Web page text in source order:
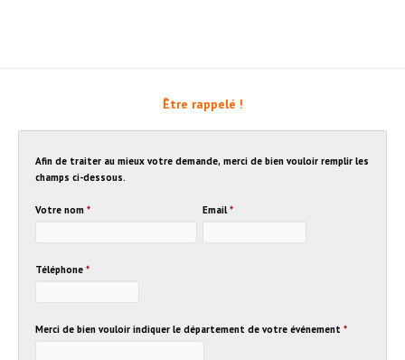
Être rappelé !
Afin de traiter au mieux votre demande, merci de bien vouloir remplir les
champs ci-dessous.
Votre nom * Email*
Téléphone *
Merci de bien vouloir indiquer le département de votre événement *